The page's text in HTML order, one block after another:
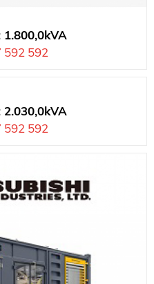
1.800,0kVA
592 592
2.030,0kVA
592 592